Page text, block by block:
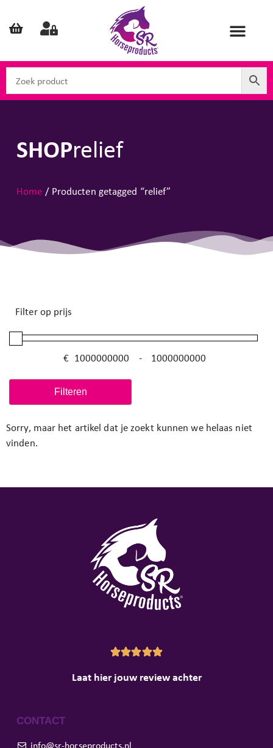
SHOPrelief
Home / Producten getagged “relief”
Filter op prijs
€ Minimale prijs
-
Maximale prijs
Filteren
Sorry, maar het artikel dat je zoekt kunnen we helaas niet
vinden.

Laat hier jouw review achter
CONTACT
info@sr-horseproducts.nl